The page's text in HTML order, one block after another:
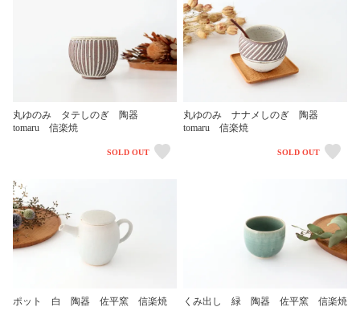
丸ゆのみ タテしのぎ 陶器
tomaru 信楽焼
SOLD OUT
丸ゆのみ ナナメしのぎ 陶器
tomaru 信楽焼
SOLD OUT
ポット 白 陶器 佐平窯 信楽焼 くみ出し 緑 陶器 佐平窯 信楽焼